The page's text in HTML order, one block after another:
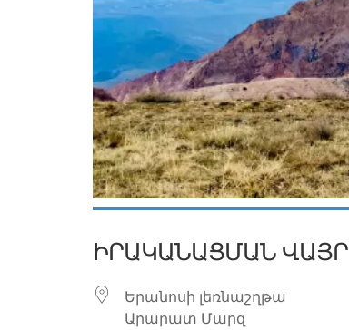
ԻՐԱԿԱՆԱՑՄԱՆ ՎԱՅՐ
Երանոսի լեռնաշղթա
Արարատ Մարզ